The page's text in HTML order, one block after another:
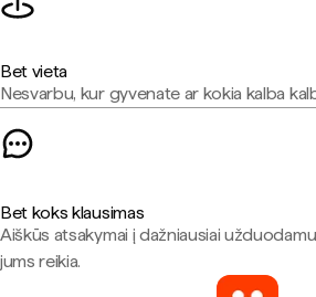
Bet vieta
Nesvarbu, kur gyvenate ar kokia kalba
Bet koks klausimas
Aiškūs atsakymai į dažniausiai
jums reikia.